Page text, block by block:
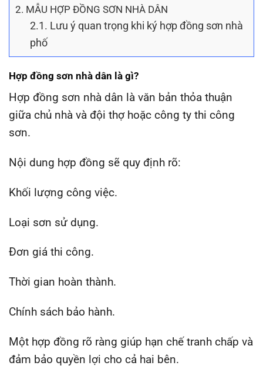
2. MẪU HỢP ĐỒNG SƠN NHÀ DÂN
2.1. Lưu ý quan trọng khi ký hợp đồng sơn nhà
phố
Hợp đồng sơn nhà dân là gì?
Hợp đồng sơn nhà dân là văn bản thỏa thuận
giữa chủ nhà và đội thợ hoặc công ty thi công
sơn.
Nội dung hợp đồng sẽ quy định rõ:
Khối lượng công việc.
Loại sơn sử dụng.
Đơn giá thi công.
Thời gian hoàn thành.
Chính sách bảo hành.
Một hợp đồng rõ ràng giúp hạn chế tranh chấp và
đảm bảo quyền lợi cho cả hai bên.